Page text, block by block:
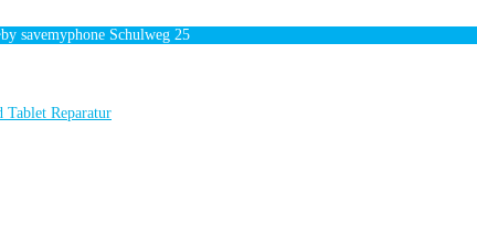
by savemyphone Schulweg 25